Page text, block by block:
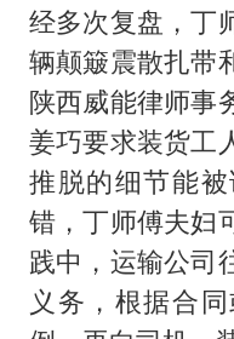
经多次复盘，丁
辆颠簸震散扎带
陕西威能律师事
姜巧要求装货工
推脱的细节能
错，丁师傅夫妇
践中，运输公司
义务，根据合